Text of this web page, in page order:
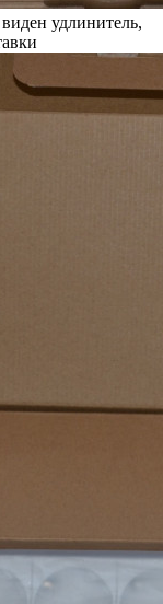
удлинитель,